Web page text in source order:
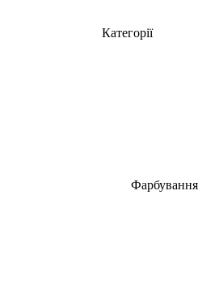
Категорії
Фарбування